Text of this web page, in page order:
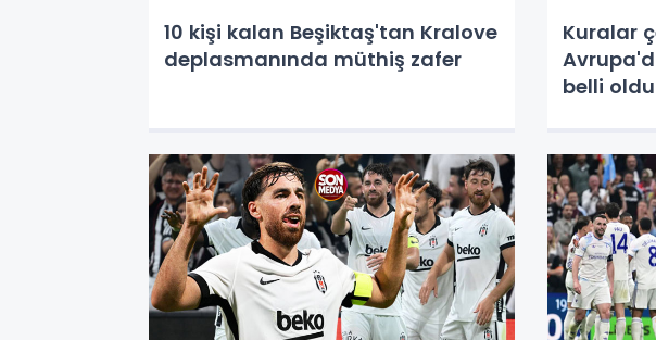
10 kişi kalan Beşiktaş'tan Kralove
deplasmanında müthiş zafer
Kuralar
belli oldu